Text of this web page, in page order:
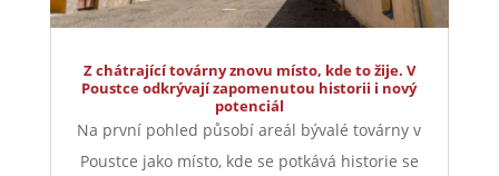
Z chátrající továrny znovu místo, kde to žije. V
Poustce odkrývají zapomenutou historii i nový
potenciál
Na první pohled působí areál bývalé továrny v
Poustce jako místo, kde se potkává historie se